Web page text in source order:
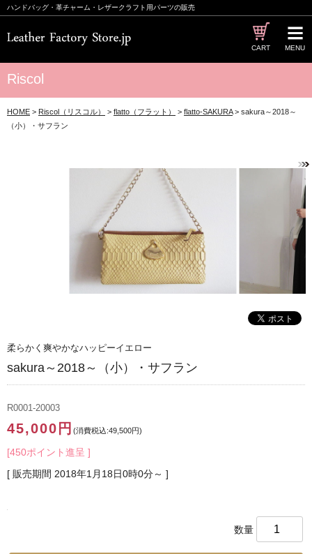
ハンドバッグ・革チャーム・レザークラフト用パーツの販売
MENU
CART
Riscol
HOME > Riscol（リスコル） > flatto（フラット） > flatto-SAKURA> sakura～2018～
（小）・サフラン
柔らかく爽やかなハッピーイエロー
sakura～2018～（小）・サフラン
R0001-20003
45,000円 (消費税込:49,500円)
[450ポイント進呈 ]
[ 販売期間 2018年1月18日0時0分～ ]
数量